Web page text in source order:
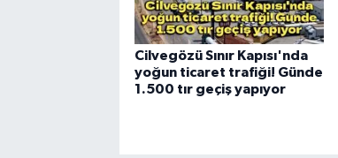
Cilvegözü Sınır Kapısı'nda
yoğun ticaret trafiği! Günde
1.500 tır geçiş yapıyor